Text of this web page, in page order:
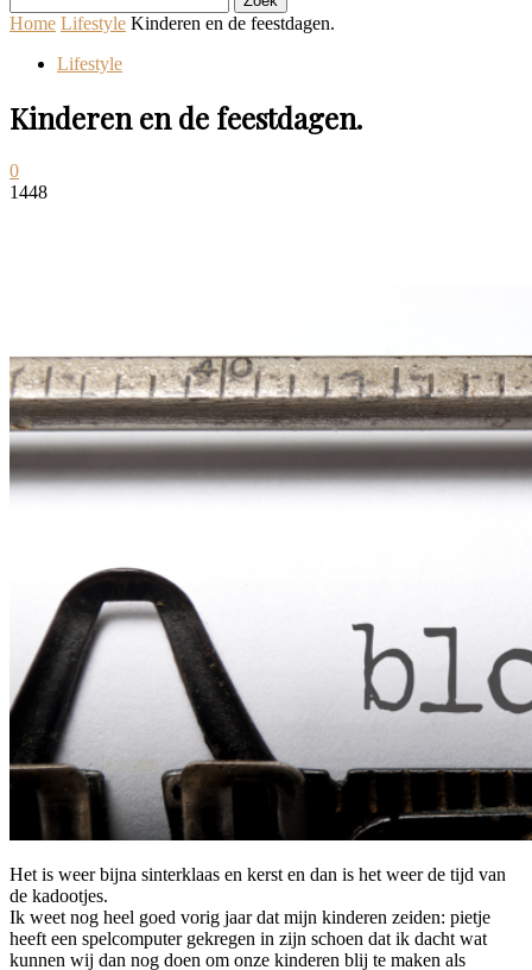
Home Lifestyle Kinderen en de feestdagen.
Lifestyle
Kinderen en de feestdagen.
0
1448
Het is weer bijna sinterklaas en kerst en dan is het weer de tijd van
de kadootjes.
Ik weet nog heel goed vorig jaar dat mijn kinderen zeiden: pietje
heeft een spelcomputer gekregen in zijn schoen dat ik dacht wat
kunnen wij dan nog doen om onze kinderen blij te maken als